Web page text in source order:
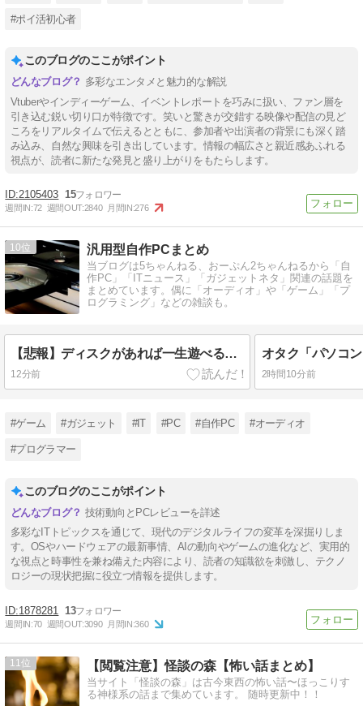
#ポイ活初心者
このブログのここがポイント
多彩なエンタメと魅力的な解説
Vtuberやインディーゲーム、イベントレポートを巧みに扱い、ファン層を
引き込む鋭い切り口が特徴です。笑いと驚きが交錯する映像や配信の見ど
ころをリアルタイムで伝えるとともに、参加者や出演者の背景にも深く踏
み込み、自然な興味を引き出しています。情報の幅広さと親近感あふれる
視点が、読者に新たな発見と盛り上がりをもたらします。
2105403 15
週間IN:72 週間OUT:2840 月間IN:276
10 汎用型自作PCまとめ
当ブログは5ちゃんねる、おーぷん2ちゃんねるから「自
作PC」「ITニュース」「ガジェットネタ」関連の話題を
まとめています。偶に「オーディオ」や「ゲーム」「プ
ログラミング」などの雑談も。
【悲報】ディスクがあれば一生遊べるおじさん、嘘だった。識者「経年劣化で普通に割れます」
12分前 2時間10分前
#ゲーム #ガジェット #IT #PC #自作PC #オーディオ
#プログラマー
このブログのここがポイント
技術動向とPCレビューを詳述
多彩なITトピックスを通じて、現代のデジタルライフの変革を深掘りしま
す。OSやハードウェアの最新事情、AIの動向やゲームの進化など、実用的
な視点と時事性を兼ね備えた内容により、読者の知識欲を刺激し、テクノ
ロジーの現状把握に役立つ情報を提供します。
1878281 13
週間IN:70 週間OUT:3090 月間IN:360
11 【閲覧注意】怪談の森【怖い話まとめ】
当サイト「怪談の森」は古今東西の怖い話〜ほっこりす
る神様系の話まで集めています。 随時更新中！！
【Tips】気になるブログをフォロー。
登録不要。更新を逃さずキャッチ！